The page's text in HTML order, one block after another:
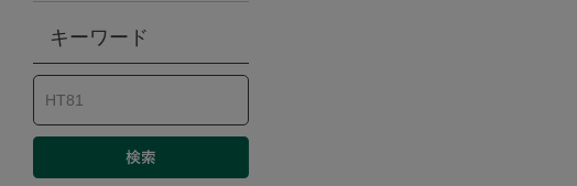
トレーニング
ヴィンテージ
キーワード